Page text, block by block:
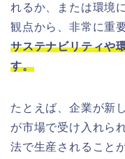
れるか、または環境
観点から、非常に重
サステナビリティや
す。
たとえば、企業が新
が市場で受け入れら
法で生産されること